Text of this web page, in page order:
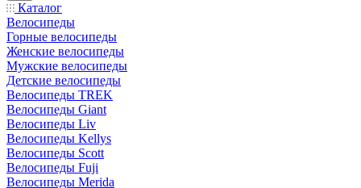
Каталог
Велосипеды
Горные велосипеды
Женские велосипеды
Мужские велосипеды
Детские велосипеды
Велосипеды TREK
Велосипеды Giant
Велосипеды Liv
Велосипеды Kellys
Велосипеды Scott
Велосипеды Fuji
Велосипеды Merida